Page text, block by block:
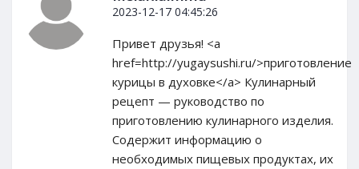
2023-12-17 04:45:26
Привет друзья! <a
href=http://yugaysushi.ru/>приготовление
курицы в духовке</a> Кулинарный
рецепт — руководство по
приготовлению кулинарного изделия.
Содержит информацию о
необходимых пищевых продуктах, их